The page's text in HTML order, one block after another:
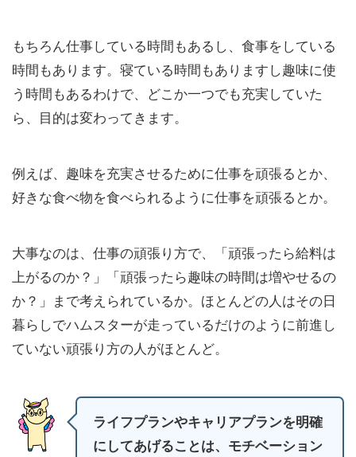
もちろん仕事している時間もあるし、食事をしている
時間もあります。寝ている時間もありますし趣味に使
う時間もあるわけで、どこか一つでも充実していた
ら、目的は変わってきます。
例えば、趣味を充実させるために仕事を頑張るとか、
好きな食べ物を食べられるように仕事を頑張るとか。
大事なのは、仕事の頑張り方で、「頑張ったら給料は
上がるのか？」「頑張ったら趣味の時間は増やせるの
か？」まで考えられているか。ほとんどの人はその日
暮らしでハムスターが走っているだけのように前進し
ていない頑張り方の人がほとんど。
ライフプランやキャリアプランを明確
にしてあげることは、モチベーション